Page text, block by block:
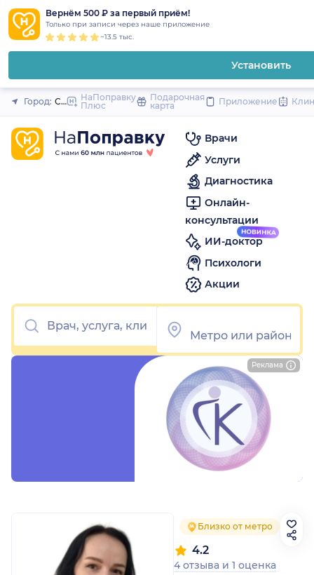
Вернём 500 ₽ за первый приём!
Только при записи через наше приложение
~13.5 тыс.
Установить
Закрыть
Город: Санкт-Петербург
НаПоправку
Плюс
Подарочная
карта
Приложение
Врачи
Услуги
Диагностика
Онлайн-
консультации
ИИ-доктор
Психологи
Акции
Близко от метро
4.2
4 отзыва и 1 оценка
Реклама